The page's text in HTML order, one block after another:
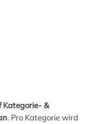
Kategorie- &
. Pro Kategorie wird